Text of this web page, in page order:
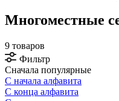
Многоместные
9 товаров
Фильтр
Сначала популярные
С начала алфавита
С конца алфавита